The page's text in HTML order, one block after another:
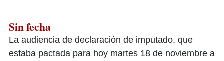
Sin fecha
La audiencia de declaración de imputado, que
estaba pactada para hoy martes 18 de noviembre a